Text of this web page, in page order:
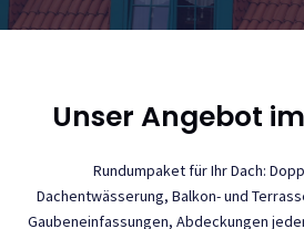
Unser Angebot
Rundumpaket für Ihr Dach:
Dachentwässerung, ​Balkon- und
Gaubeneinfassungen, Abdeckungen